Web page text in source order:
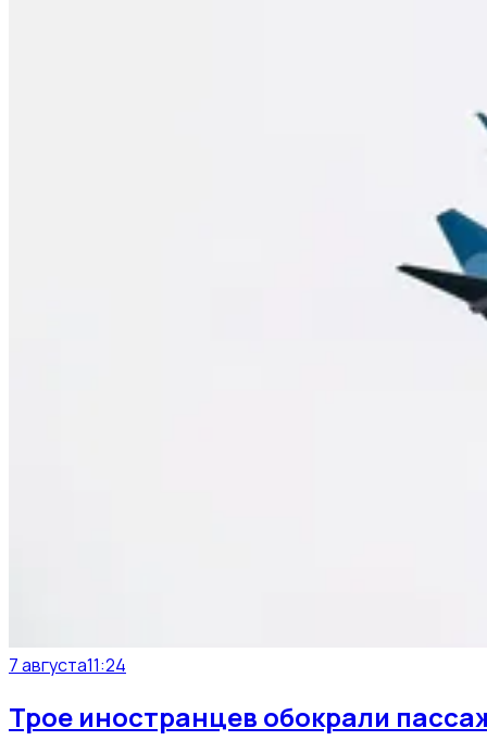
7 августа11:24
Трое иностранцев обокрали